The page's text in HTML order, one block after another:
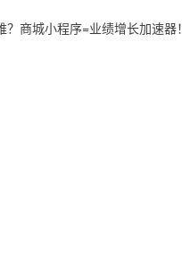
？商城小程序=业绩增长加速器！